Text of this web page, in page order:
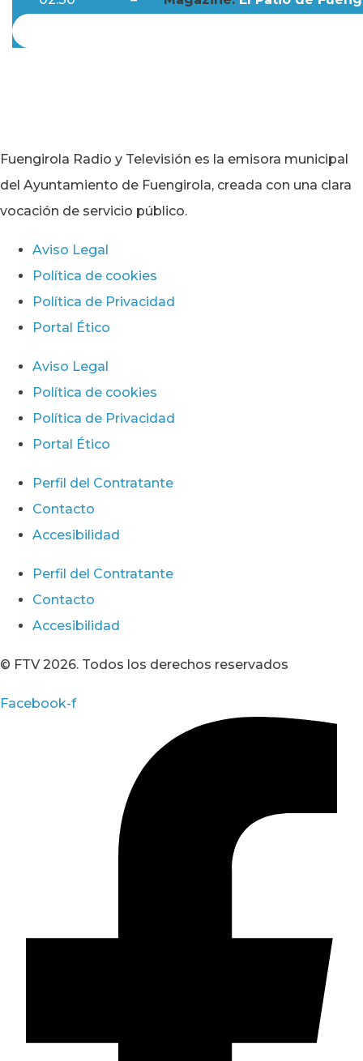
Fuengirola Radio y Televisión es la emisora municipal
del Ayuntamiento de Fuengirola, creada con una clara
vocación de servicio público.
Aviso Legal
Política de cookies
Política de Privacidad
Portal Ético
Aviso Legal
Política de cookies
Política de Privacidad
Portal Ético
Perfil del Contratante
Contacto
Accesibilidad
Perfil del Contratante
Contacto
Accesibilidad
© FTV 2026. Todos los derechos reservados
Facebook-f